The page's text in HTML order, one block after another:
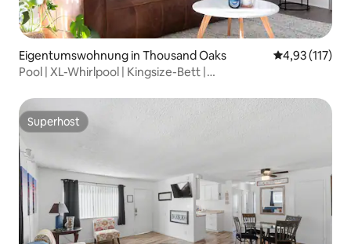
Eigentumswohnung in Thousand Oaks
4,93 (117)
Pool | XL-Whirlpool | Kingsize-Bett |
Superhost
Superhost